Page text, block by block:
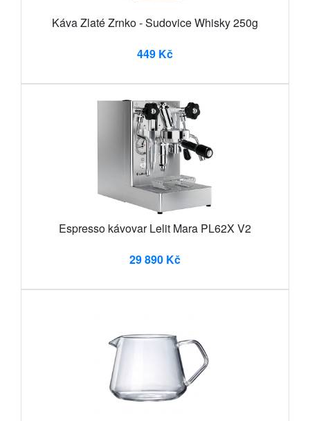
Káva Zlaté Zrnko - Sudovice Whisky 250g
449 Kč
Espresso kávovar Lelit Mara PL62X V2
29 890 Kč